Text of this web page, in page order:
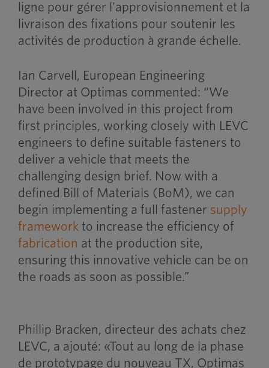
ligne pour gérer l'approvisionnement et la
livraison des fixations pour soutenir les
activités de production à grande échelle.
Ian Carvell, European Engineering
Director at Optimas commented: “We
have been involved in this project from
first principles, working closely with LEVC
engineers to define suitable fasteners to
deliver a vehicle that meets the
challenging design brief. Now with a
defined Bill of Materials (BoM), we can
begin implementing a full fastener supply
framework to increase the efficiency of
fabrication at the production site,
ensuring this innovative vehicle can be on
the roads as soon as possible.”
Phillip Bracken, directeur des achats chez
LEVC, a ajouté: «Tout au long de la phase
de prototypage du nouveau TX, Optimas